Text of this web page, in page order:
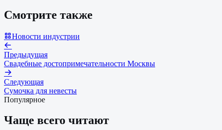
Смотрите также
Новости индустрии
Предыдущая
Свадебные достопримечательности Москвы
Следующая
Сумочка для невесты
Популярное
Чаще всего читают